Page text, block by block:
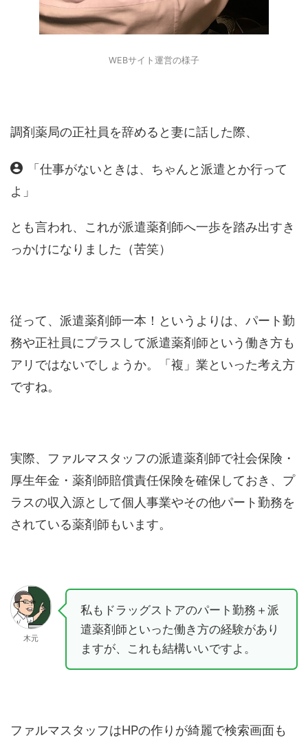
WEBサイト運営の様子
調剤薬局の正社員を辞めると妻に話した際、
「仕事がないときは、ちゃんと派遣とか行って
よ」
とも言われ、これが派遣薬剤師へ一歩を踏み出すき
っかけになりました（苦笑）
従って、派遣薬剤師一本！というよりは、パート勤
務や正社員にプラスして派遣薬剤師という働き方も
アリではないでしょうか。「複」業といった考え方
ですね。
実際、ファルマスタッフの派遣薬剤師で社会保険・
厚生年金・薬剤師賠償責任保険を確保しておき、プ
ラスの収入源として個人事業やその他パート勤務を
されている薬剤師もいます。
木元
私もドラッグストアのパート勤務＋派
遣薬剤師といった働き方の経験があり
ますが、これも結構いいですよ。
ファルマスタッフはHPの作りが綺麗で検索画面も